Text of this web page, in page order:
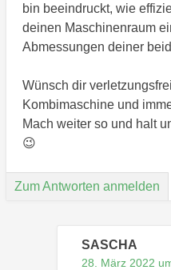
bin beeindruckt, wie
deinen Maschinenraum
Abmessungen deiner
Wünsch dir
Kombimaschine und
Mach weiter so und halt
😉
Zum Antworten anmelden
SASCHA
28. März 2022